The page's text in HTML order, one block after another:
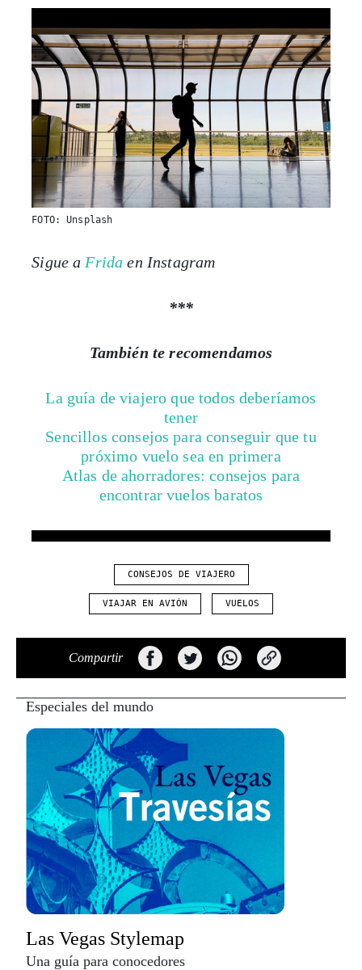
FOTO: Unsplash
Sigue a Frida en Instagram
***
También te recomendamos
La guía de viajero que todos deberíamos
tener
Sencillos consejos para conseguir que tu
próximo vuelo sea en primera
Atlas de ahorradores: consejos para
encontrar vuelos baratos
CONSEJOS DE VIAJERO
VIAJAR EN AVIÓN VUELOS
Compartir
Especiales del mundo
Las Vegas Stylemap
Una guía para conocedores